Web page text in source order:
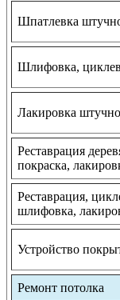
Шпатлевка
Шлифовка,
Лакировка
Реставрация
покраска,
Реставрация,
шлифовка,
Устройство
Ремонт потолка